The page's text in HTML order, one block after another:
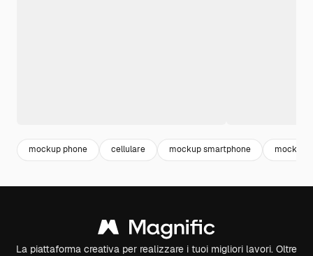
mockup phone cellulare mockup smartphone mockup
La piattaforma creativa per realizzare i tuoi migliori lavori. Oltre